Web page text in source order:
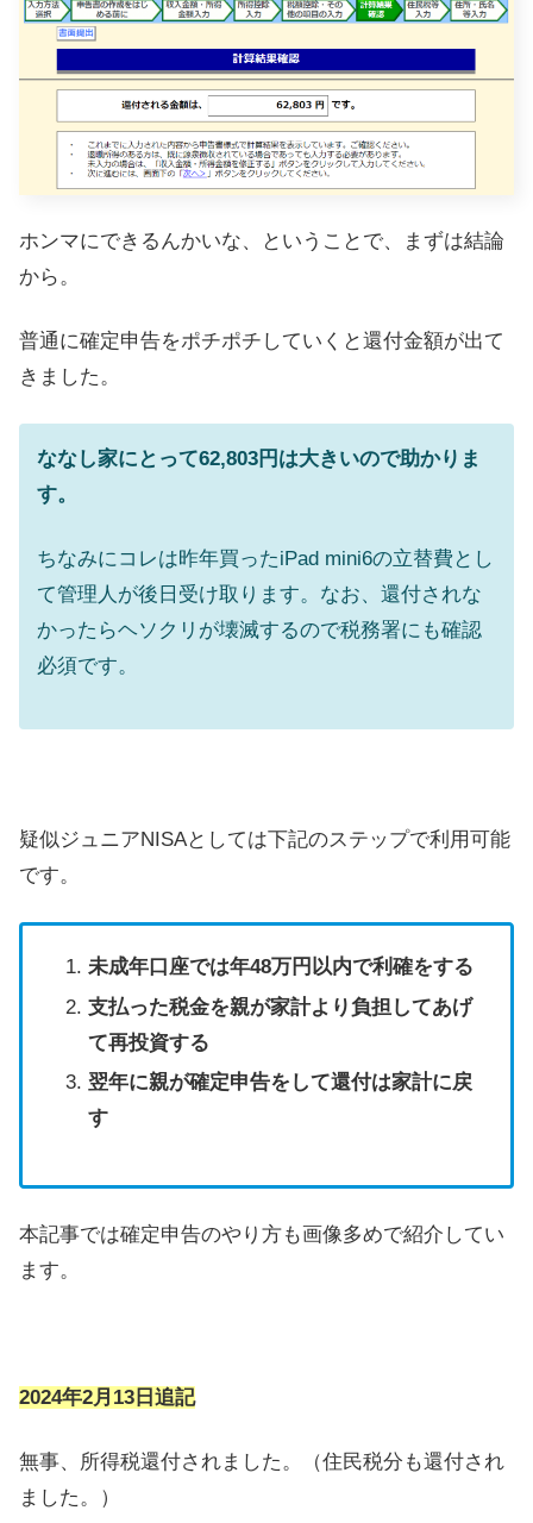
ホンマにできるんかいな、ということで、まずは結論
から。
普通に確定申告をポチポチしていくと還付金額が出て
きました。
ななし家にとって62,803円は大きいので助かりま
す。
ちなみにコレは昨年買ったiPad mini6の立替費とし
て管理人が後日受け取ります。なお、還付されな
かったらヘソクリが壊滅するので税務署にも確認
必須です。
疑似ジュニアNISAとしては下記のステップで利用可能
です。
未成年口座では年48万円以内で利確をする
支払った税金を親が家計より負担してあげ
て再投資する
翌年に親が確定申告をして還付は家計に戻
す
本記事では確定申告のやり方も画像多めで紹介してい
ます。
2024年2月13日追記
無事、所得税還付されました。（住民税分も還付され
ました。）